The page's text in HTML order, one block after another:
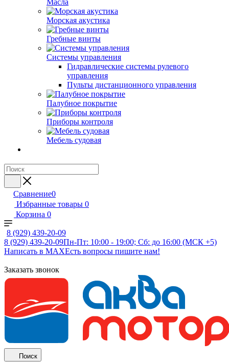
Масла
Морская акустика
Гребные винты
Системы управления
Гидравлические системы рулевого
управления
Пульты дистанционного управления
Палубное покрытие
Приборы контроля
Мебель судовая
Сравнение0
Избранные товары 0
Корзина 0
8 (929) 439-20-09
8 (929) 439-20-09Пн-Пт: 10:00 - 19:00; Сб: до 16:00 (МСК +5)
Написать в MAXЕсть вопросы пишите нам!
Заказать звонок
Поиск